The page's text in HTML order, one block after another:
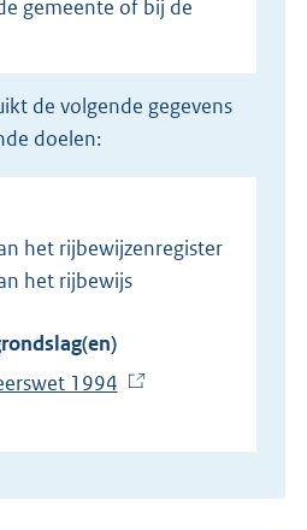
gemeente of bij de
doelen:
het rijbewijs
1994
x